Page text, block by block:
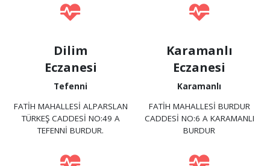
Dilim
Eczanesi
Tefenni
FATİH MAHALLESİ ALPARSLAN
TÜRKEŞ CADDESİ NO:49 A
TEFENNİ BURDUR.
Karamanlı
Eczanesi
Karamanlı
FATİH MAHALLESİ BURDUR
CADDESİ NO:6 A KARAMANLI
BURDUR